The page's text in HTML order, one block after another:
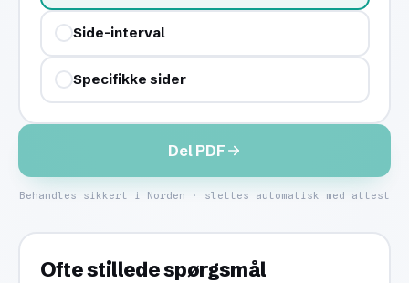
Side-interval
Specifikke sider
Del PDF
Behandles sikkert i Norden · slettes automatisk med attest
Ofte stillede spørgsmål